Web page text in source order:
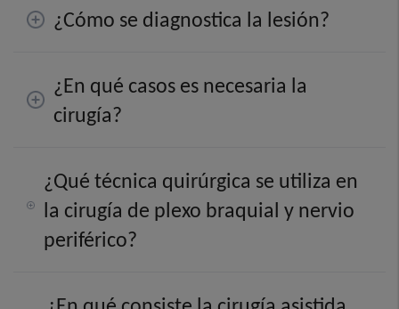
¿Cómo se diagnostica la lesión?
¿En qué casos es necesaria la
cirugía?
¿Qué técnica quirúrgica se utiliza en
la cirugía de plexo braquial y nervio
periférico?